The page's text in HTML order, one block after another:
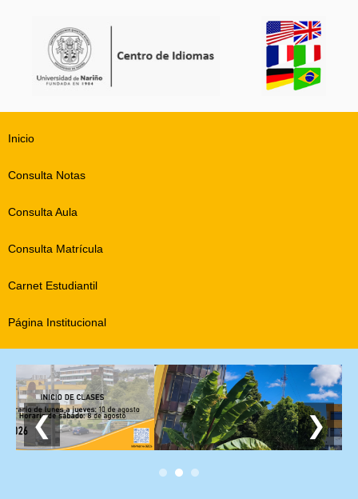
Inicio
Consulta Notas
Consulta Aula
Consulta Matrícula
Carnet Estudiantil
Página Institucional
❮ ❯